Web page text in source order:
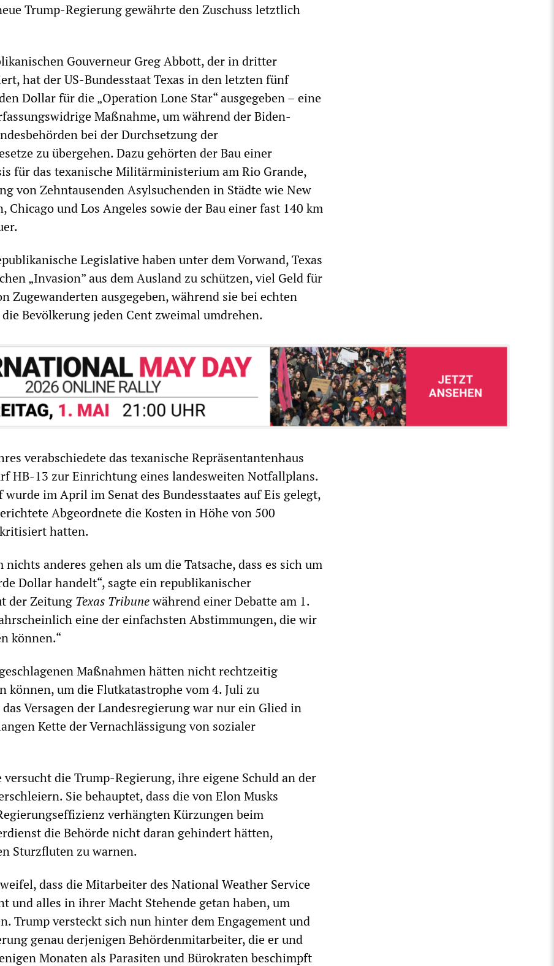
Trump-Regierung gewährte den Zuschuss letztlich
Gouverneur Greg Abbott, der in dritter
hat der US-Bundesstaat Texas in den letzten fünf
Dollar für die „Operation Lone Star“ ausgegeben – eine
Maßnahme, um während der Biden-
bei der Durchsetzung der
zu übergehen. Dazu gehörten der Bau einer
für das texanische Militärministerium am Rio Grande,
von Zehntausenden Asylsuchenden in Städte wie New
Chicago und Los Angeles sowie der Bau einer fast 140 km
Legislative haben unter dem Vorwand, Texas
„Invasion” aus dem Ausland zu schützen, viel Geld für
Zugewanderten ausgegeben, während sie bei echten
Bevölkerung jeden Cent zweimal umdrehen.
verabschiedete das texanische Repräsentantenhaus
HB-13 zur Einrichtung eines landesweiten Notfallplans.
im April im Senat des Bundesstaates auf Eis gelegt,
Abgeordnete die Kosten in Höhe von 500
hatten.
nichts anderes gehen als um die Tatsache, dass es sich um
Dollar handelt“, sagte ein republikanischer
der Zeitung Texas Tribunewährend einer Debatte am 1.
eine der einfachsten Abstimmungen, die wir
können.“
Maßnahmen hätten nicht rechtzeitig
können, um die Flutkatastrophe vom 4. Juli zu
Versagen der Landesregierung war nur ein Glied in
Kette der Vernachlässigung von sozialer
versucht die Trump-Regierung, ihre eigene Schuld an der
Sie behauptet, dass die von Elon Musks
verhängten Kürzungen beim
die Behörde nicht daran gehindert hätten,
Sturzfluten zu warnen.
dass die Mitarbeiter des National Weather Service
und alles in ihrer Macht Stehende getan haben, um
Trump versteckt sich nun hinter dem Engagement und
genau derjenigen Behördenmitarbeiter, die er und
Monaten als Parasiten und Bürokraten beschimpft